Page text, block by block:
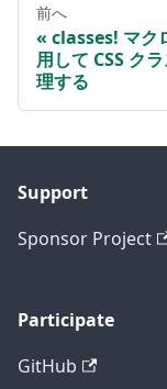
前へ
classes! マク
用して CSS ク
理する
Support
Sponsor Project
Participate
GitHub